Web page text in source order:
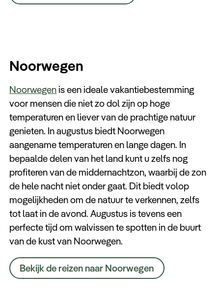
Noorwegen
Noorwegenis een ideale vakantiebestemming
voor mensen die niet zo dol zijn op hoge
temperaturen en liever van de prachtige natuur
genieten. In augustus biedt Noorwegen
aangename temperaturen en lange dagen. In
bepaalde delen van het land kunt u zelfs nog
profiteren van de middernachtzon, waarbij de zon
de hele nacht niet onder gaat. Dit biedt volop
mogelijkheden om de natuur te verkennen, zelfs
tot laat in de avond. Augustus is tevens een
perfecte tijd om walvissen te spotten in de buurt
van de kust van Noorwegen.
Bekijk de reizen naar Noorwegen